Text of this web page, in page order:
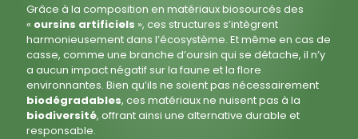
Grâce à la composition en matériaux biosourcés des
« oursins artificiels », ces structures s’intègrent
harmonieusement dans l’écosystème. Et même en cas de
casse, comme une branche d’oursin qui se détache, il n’y
a aucun impact négatif sur la faune et la flore
environnantes. Bien qu’ils ne soient pas nécessairement
biodégradables, ces matériaux ne nuisent pas à la
biodiversité, offrant ainsi une alternative durable et
responsable.